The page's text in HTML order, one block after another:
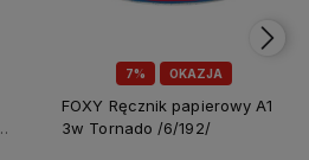
7% OKAZJA
FOXY Ręcznik papierowy A1
3w Tornado /6/192/